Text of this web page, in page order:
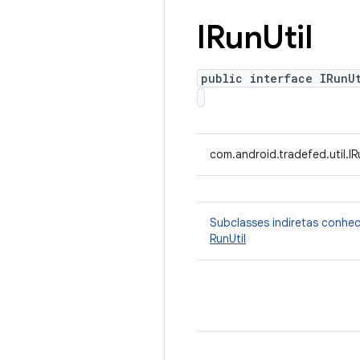
IRunUtil
public interface
Subclasses indiretas
RunUtil